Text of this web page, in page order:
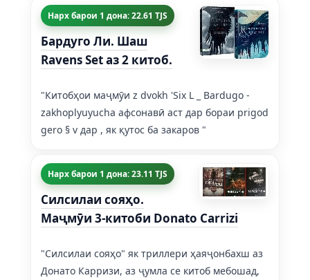
Нарх барои 1 дона: 22.61 TJS
Бардуго Ли. Шаш
Ravens Set аз 2 китоб.
"Китобҳои маҷмӯи z dvokh 'Six L _ Bardugo -
zakhoplyuyucha афсонавӣ аст дар бораи prigod
gero § v дар , як қутос ба закаров "
Нарх барои 1 дона: 23.11 TJS
Силсилаи сояҳо.
Маҷмӯи 3-китоби Donato Carrizi
"Силсилаи сояҳо" як триллери ҳаяҷонбахш аз
Донато Карризи, аз ҷумла се китоб мебошад,